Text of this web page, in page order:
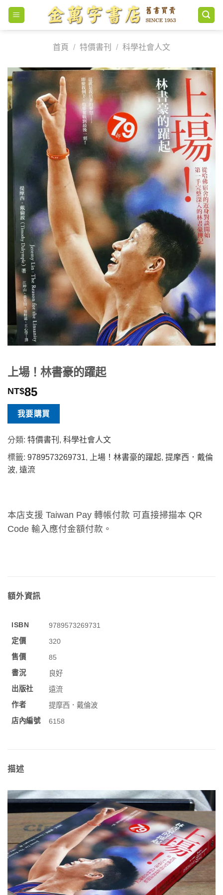
Skip
content
首頁
/ 特價書刊 / 科學社會人文
上場！林書豪的躍起
NT$85
我要購買
分類: 特價書刊 , 科學社會人文
標籤: 9789573269731, 上場！林書豪的躍起, 提摩西．戴倫
波, 遠流
本店支援 Taiwan Pay 轉帳付款 可直接掃描本 QR
Code 輸入應付金額付款。
額外資訊
ISBN
9789573269731
定價
320
售價
85
書況
良好
出版社
遠流
作者
提摩西．戴倫波
店內編號
6158
描述